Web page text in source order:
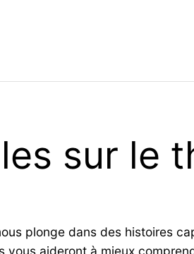
sur le
plonge dans des histoires
vous aideront à mieux